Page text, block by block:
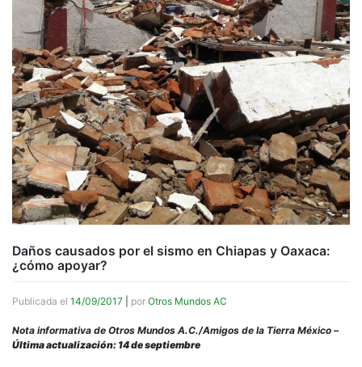
Daños causados por el sismo en Chiapas y Oaxaca:
¿cómo apoyar?
Publicada el 14/09/2017 por Otros Mundos AC
Nota informativa de Otros Mundos A.C./Amigos de la Tierra México –
Última actualización: 14 de septiembre